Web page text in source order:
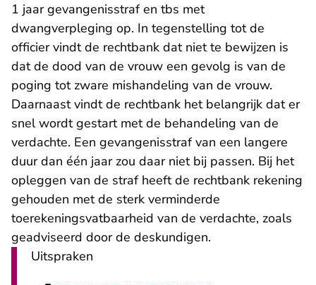
1 jaar gevangenisstraf en tbs met
dwangverpleging op. In tegenstelling tot de
officier vindt de rechtbank dat niet te bewijzen is
dat de dood van de vrouw een gevolg is van de
poging tot zware mishandeling van de vrouw.
Daarnaast vindt de rechtbank het belangrijk dat er
snel wordt gestart met de behandeling van de
verdachte. Een gevangenisstraf van een langere
duur dan één jaar zou daar niet bij passen. Bij het
opleggen van de straf heeft de rechtbank rekening
gehouden met de sterk verminderde
toerekeningsvatbaarheid van de verdachte, zoals
geadviseerd door de deskundigen.
Uitspraken